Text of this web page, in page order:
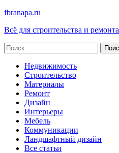
fbranapa.ru
Всё для строительства и ремонта
Найти:
Недвижимость
Строительство
Материалы
Ремонт
Дизайн
Интерьеры
Мебель
Коммуникации
Ландшафтный дизайн
Все статьи